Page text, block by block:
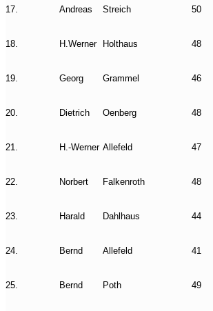
17. Andreas Streich 50
18. H.Werner Holthaus 48
19. Georg Grammel 46
20. Dietrich Oenberg 48
21. H.-Werner Allefeld 47
22. Norbert Falkenroth 48
23. Harald Dahlhaus 44
24. Bernd Allefeld 41
25. Bernd Poth 49